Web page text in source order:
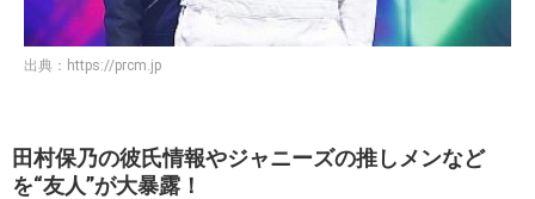
出典： https://prcm.jp
田村保乃の彼氏情報やジャニーズの推しメンなど
を“友人”が大暴露！